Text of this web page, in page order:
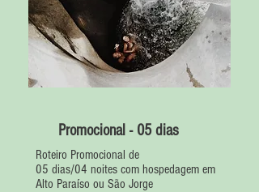
Promocional - 05 dias
Roteiro Promocional de
05 dias/04 noites com hospedagem em
Alto Paraíso ou São Jorge